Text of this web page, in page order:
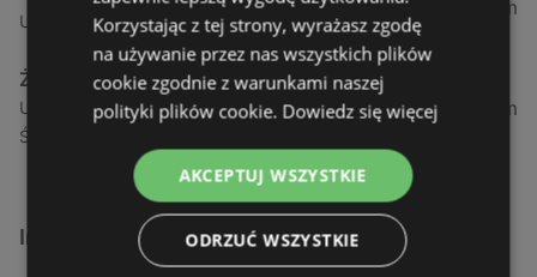
Ul. Armii Krajowej 12 / 1a, 72-600 Świnoujście
1,04 km
Żabka
Ul. Wybrzeże Wł. Iv 26/27 Lok. Lu, 72-600
Świnoujście
1,05 km
Inne sklepy Supermarkety w pobliżu
Korzystając z tej strony, wyrażasz zgodę
na używanie przez nas wszystkich plików
cookie zgodnie z warunkami naszej
polityki plików cookie. Dowiedz się więcej
AKCEPTUJ WSZYSTKIE
ODRZUĆ WSZYSTKIE